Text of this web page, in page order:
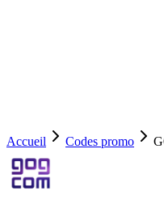
Accueil Codes promo